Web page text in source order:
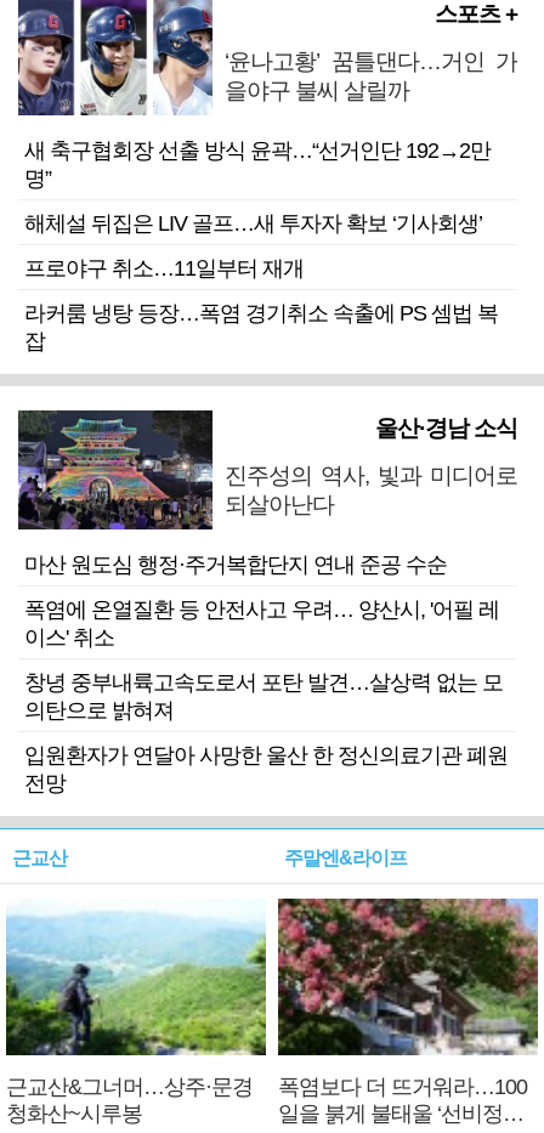
스포츠 +
‘윤나고황’ 꿈틀댄다…거인 가
을야구 불씨 살릴까
새 축구협회장 선출 방식 윤곽…“선거인단 192→2만
명”
해체설 뒤집은 LIV 골프…새 투자자 확보 ‘기사회생’
프로야구 취소…11일부터 재개
라커룸 냉탕 등장…폭염 경기취소 속출에 PS 셈법 복
잡
울산·경남 소식
진주성의 역사, 빛과 미디어로
되살아난다
마산 원도심 행정·주거복합단지 연내 준공 수순
폭염에 온열질환 등 안전사고 우려… 양산시, '어필 레
이스' 취소
창녕 중부내륙고속도로서 포탄 발견…살상력 없는 모
의탄으로 밝혀져
입원환자가 연달아 사망한 울산 한 정신의료기관 폐원
전망
근교산
근교산&그너머…상주·문경
청화산~시루봉
주말엔&라이프
폭염보다 더 뜨거워라…100
일을 붉게 불태울 ‘선비정신’